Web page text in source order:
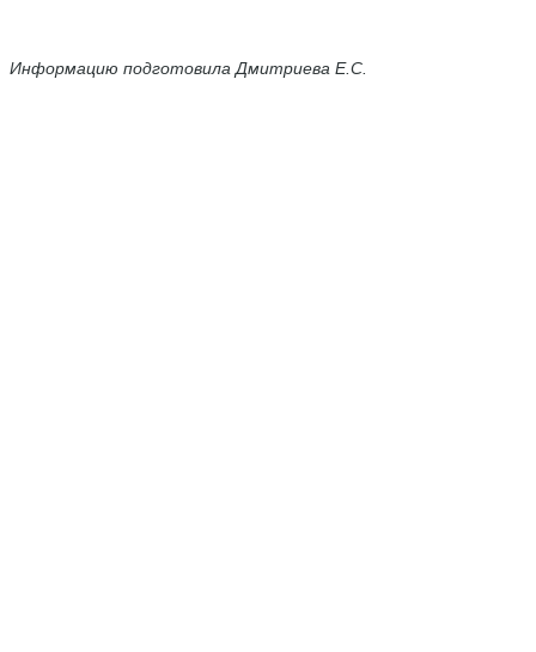
Информацию подготовила Дмитриева Е.С.